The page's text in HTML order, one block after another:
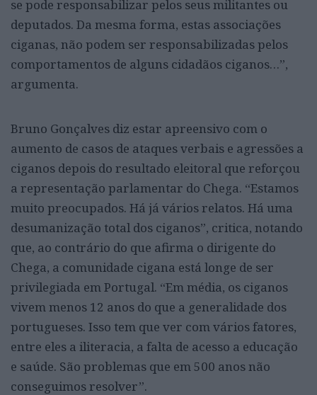
se pode responsabilizar pelos seus militantes ou
deputados. Da mesma forma, estas associações
ciganas, não podem ser responsabilizadas pelos
comportamentos de alguns cidadãos ciganos…”,
argumenta.
Bruno Gonçalves diz estar apreensivo com o
aumento de casos de ataques verbais e agressões a
ciganos depois do resultado eleitoral que reforçou
a representação parlamentar do Chega. “Estamos
muito preocupados. Há já vários relatos. Há uma
desumanização total dos ciganos”, critica, notando
que, ao contrário do que afirma o dirigente do
Chega, a comunidade cigana está longe de ser
privilegiada em Portugal. “Em média, os ciganos
vivem menos 12 anos do que a generalidade dos
portugueses. Isso tem que ver com vários fatores,
entre eles a iliteracia, a falta de acesso a educação
e saúde. São problemas que em 500 anos não
conseguimos resolver”.